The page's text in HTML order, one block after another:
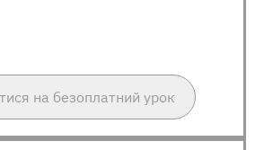
на безоплатний урок